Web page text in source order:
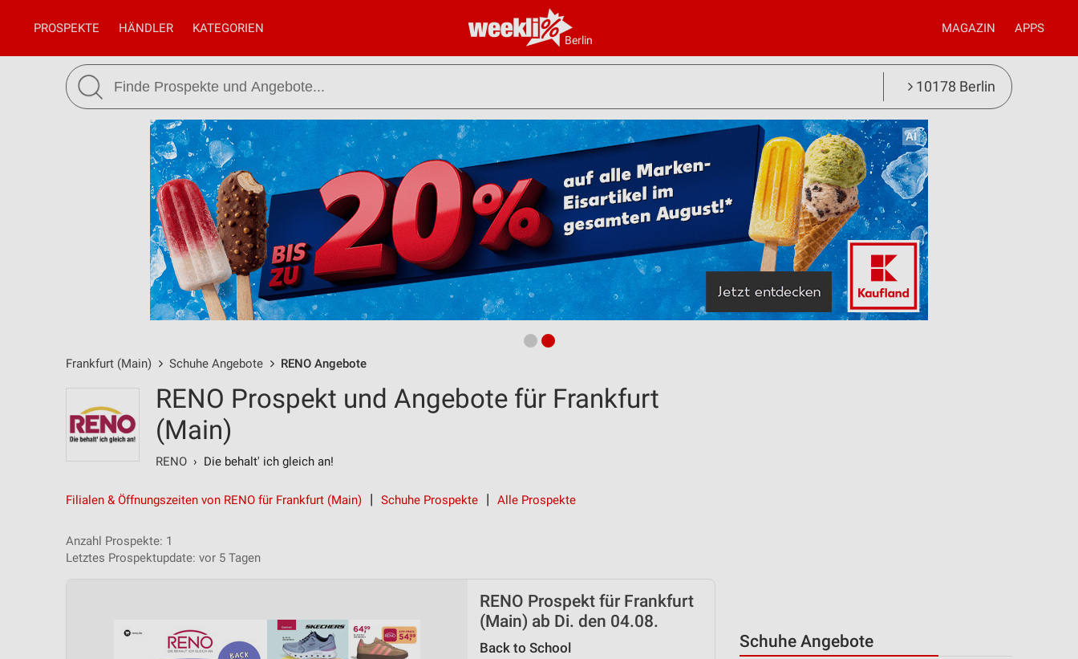
Berlin
PROSPEKTE HÄNDLER KATEGORIEN MAGAZIN APPS
10178 Berlin
Frankfurt (Main) Schuhe Angebote RENO Angebote
Schuhe Angebote
RENO Prospekt und Angebote für Frankfurt
(Main)
RENO › Die behalt' ich gleich an!
Filialen & Öffnungszeiten von RENO für Frankfurt (Main) Schuhe Prospekte Alle Prospekte
Anzahl Prospekte: 1
Letztes Prospektupdate: vor 5 Tagen
RENO Prospekt für Frankfurt
(Main) ab Di. den 04.08.
Back to School